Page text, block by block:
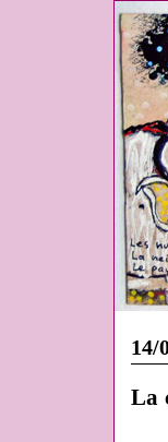
14/
La